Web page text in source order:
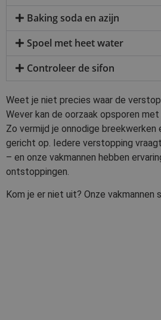
Baking soda en azijn
Spoel met heet water
Controleer de sifon
Weet je niet precies waar de
Wever kan de oorzaak opsporen met
Zo vermijd je onnodige
gericht op. Iedere verstopping
– en onze vakmannen hebben
ontstoppingen.
Kom je er niet uit? Onze vakmannen